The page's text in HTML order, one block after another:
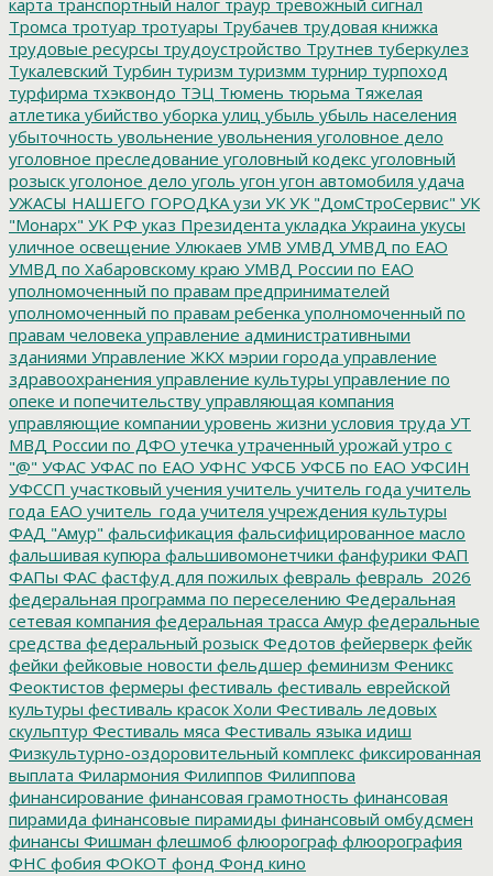
Тромса тротуар тротуары Трубачев трудовая книжка
трудовые ресурсы трудоустройство Трутнев туберкулез
Тукалевский Турбин туризм туризмм турнир турпоход
турфирма тхэквондо ТЭЦ Тюмень тюрьма Тяжелая
атлетика убийство уборка улиц убыль убыль населения
убыточность увольнение увольнения уголовное дело
уголовное преследование уголовный кодекс уголовный
розыск уголоное дело уголь угон угон автомобиля удача
УЖАСЫ НАШЕГО ГОРОДКА узи УК УК "ДомСтроСервис" УК
"Монарх" УК РФ указ Президента укладка Украина укусы
уличное освещение Улюкаев УМВ УМВД УМВД по ЕАО
УМВД по Хабаровскому краю УМВД России по ЕАО
уполномоченный по правам предпринимателей
уполномоченный по правам ребенка уполномоченный по
правам человека управление административными
зданиями Управление ЖКХ мэрии города управление
здравоохранения управление культуры управление по
опеке и попечительству управляющая компания
управляющие компании уровень жизни условия труда УТ
МВД России по ДФО утечка утраченный урожай утро с
"@" УФАС УФАС по ЕАО УФНС УФСБ УФСБ по ЕАО УФСИН
УФССП участковый учения учитель учитель года учитель
года ЕАО учитель_года учителя учреждения культуры
ФАД "Амур" фальсификация фальсифицированное масло
фальшивая купюра фальшивомонетчики фанфурики ФАП
ФАПы ФАС фастфуд для пожилых февраль февраль_2026
федеральная программа по переселению Федеральная
сетевая компания федеральная трасса Амур федеральные
средства федеральный розыск Федотов фейерверк фейк
фейки фейковые новости фельдшер феминизм Феникс
Феоктистов фермеры фестиваль фестиваль еврейской
культуры фестиваль красок Холи Фестиваль ледовых
скульптур Фестиваль мяса Фестиваль языка идиш
Физкультурно-оздоровительный комплекс фиксированная
выплата Филармония Филиппов Филиппова
финансирование финансовая грамотность финансовая
пирамида финансовые пирамиды финансовый омбудсмен
финансы Фишман флешмоб флюорограф флюорография
ФНС фобия ФОКОТ фонд Фонд кино